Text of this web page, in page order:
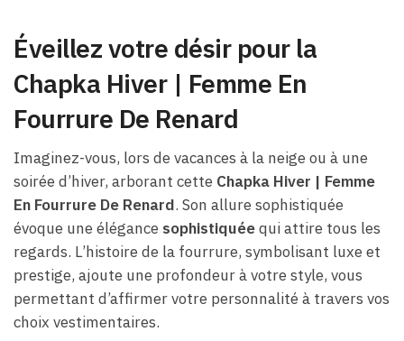
Éveillez votre désir pour la
Chapka Hiver | Femme En
Fourrure De Renard
Imaginez-vous, lors de vacances à la neige ou à une
soirée d’hiver, arborant cette Chapka Hiver | Femme
En Fourrure De Renard. Son allure sophistiquée
évoque une élégance sophistiquéequi attire tous les
regards. L’histoire de la fourrure, symbolisant luxe et
prestige, ajoute une profondeur à votre style, vous
permettant d’affirmer votre personnalité à travers vos
choix vestimentaires.